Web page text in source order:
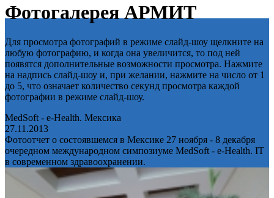
Фотогалерея АРМИТ
Для просмотра фотографий в режиме слайд-шоу щелкните на
любую фотографию, и когда она увеличится, то под ней
появятся дополнительные возможности просмотра. Нажмите
на надпись слайд-шоу и, при желании, нажмите на число от 1
до 5, что означает количество секунд просмотра каждой
фотографии в режиме слайд-шоу.
MedSoft - e-Health. Мексика
27.11.2013
Фотоотчет о состоявшемся в Мексике 27 ноября - 8 декабря
очередном международном симпозиуме MedSoft - e-Health. IT
в современном здравоохранении.